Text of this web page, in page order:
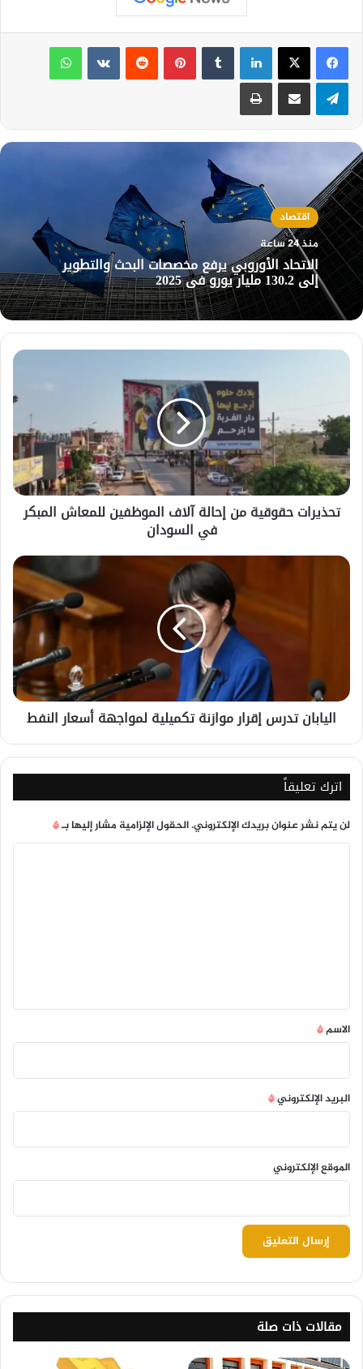
لينكدإن بينتيريست
واتساب
تيلقرام مشاركة عبر البريد طباعة
اقتصاد
منذ 24 ساعة
الاتحاد الأوروبي يرفع مخصصات البحث والتطوير
إلى 130.2 مليار يورو في 2025
تحذيرات
آلاف
الموظفين
للمعاش
المبكر
في
السودان
تحذيرات حقوقية من إحالة آلاف الموظفين للمعاش المبكر
في السودان
اليابان
النفط
اليابان تدرس إقرار موازنة تكميلية لمواجهة أسعار النفط
اترك تعليقاً
لن يتم نشر عنوان بريدك الإلكتروني.الحقول الإلزامية مشار إليها بـ*
*
الاسم*
البريد الإلكتروني*
الموقع الإلكتروني
مقالات ذات صلة